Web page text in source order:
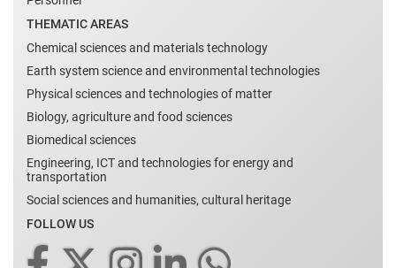
THEMATIC AREAS
Chemical sciences and materials technology
Earth system science and environmental technologies
Physical sciences and technologies of matter
Biology, agriculture and food sciences
Biomedical sciences
Engineering, ICT and technologies for energy and
transportation
Social sciences and humanities, cultural heritage
FOLLOW US